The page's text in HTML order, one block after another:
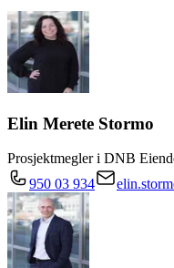
Elin Merete Stormo
Prosjektmegler i DNB
950 03 934